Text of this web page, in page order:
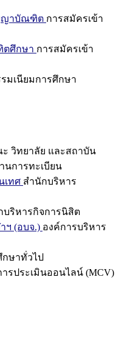
ญาบัณฑิต การสมัครเข้า
ตศึกษา การสมัครเข้า
มเนียมการศึกษา
วิทยาลัย และสถาบัน
นการทะเบียน
เทศ สำนักบริหาร
บริหารกิจการนิสิต
ฯ (อบจ.) องค์การบริหาร
ษาทั่วไป
ารประเมินออนไลน์ (MCV)